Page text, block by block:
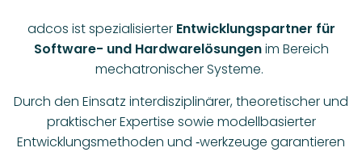
adcos ist spezialisierter Entwicklungspartner für
Software- und Hardwarelösungenim Bereich
mechatronischer Systeme.
Durch den Einsatz interdisziplinärer, theoretischer und
praktischer Expertise sowie modellbasierter
Entwicklungsmethoden und ‑werkzeuge garantieren